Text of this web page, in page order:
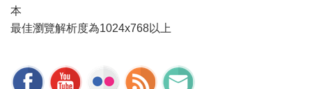
本
最佳瀏覽解析度為1024x768以上